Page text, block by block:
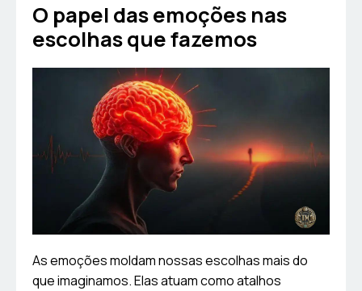
O papel das emoções nas
escolhas que fazemos
As emoções moldam nossas escolhas mais do
que imaginamos. Elas atuam como atalhos